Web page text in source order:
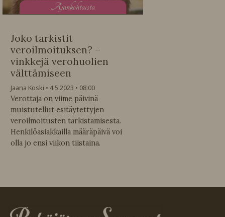
Ajankohtaista
Joko tarkistit
veroilmoituksen? –
vinkkejä verohuolien
välttämiseen
Jaana Koski 4.5.2023
08:00
Verottaja on viime päivinä
muistutellut esitäytettyjen
veroilmoitusten tarkistamisesta.
Henkilöasiakkailla määräpäivä voi
olla jo ensi viikon tiistaina.